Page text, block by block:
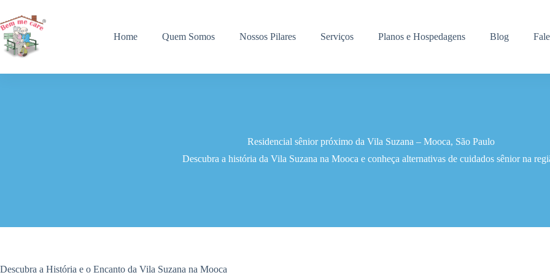
para
o
conteúdo
Home Quem Somos Nossos Pilares Serviços Planos e Hospedagens Blog
Residencial sênior próximo da Vila Suzana – Mooca, São Paulo
Descubra a história da Vila Suzana na Mooca e conheça alternativas de cuidados sênior na
Descubra a História e o Encanto da Vila Suzana na Mooca